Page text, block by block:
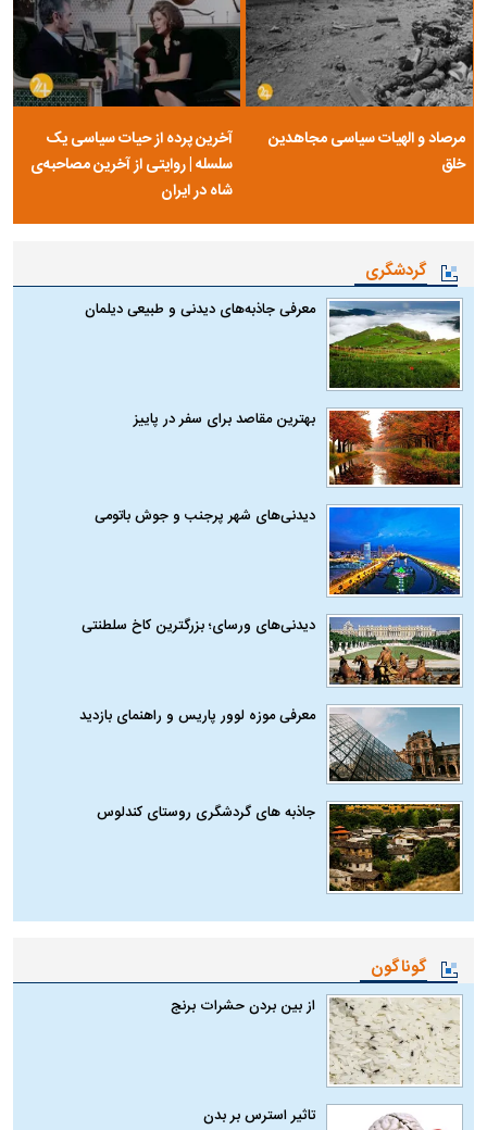
مرصاد و الهیات سیاسی مجاهدین
خلق
آخرین پرده از حیات سیاسی یک
سلسله | روایتی از آخرین مصاحبه‌ی
شاه در ایران
گردشگری
معرفی جاذبه‌های دیدنی و طبیعی دیلمان
بهترین مقاصد برای سفر در پاییز
دیدنی‌های شهر پرجنب و جوش باتومی
دیدنی‌های ورسای؛ بزرگترین کاخ سلطنتی
معرفی موزه لوور پاریس و راهنمای بازدید
جاذبه های گردشگری روستای کندلوس
گوناگون
از بین بردن حشرات برنج
تاثیر استرس بر بدن